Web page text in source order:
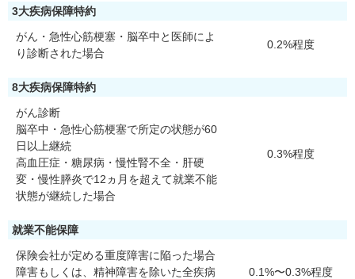
3大疾病保障特約
がん・急性心筋梗塞・脳卒中と医師によ
り診断された場合
0.2%程度
8大疾病保障特約
がん診断
脳卒中・急性心筋梗塞で所定の状態が60
日以上継続
高血圧症・糖尿病・慢性腎不全・肝硬
変・慢性膵炎で12ヵ月を超えて就業不能
状態が継続した場合
0.3%程度
就業不能保障
保険会社が定める重度障害に陥った場合
障害もしくは、精神障害を除いた全疾病
0.1%〜0.3%程度